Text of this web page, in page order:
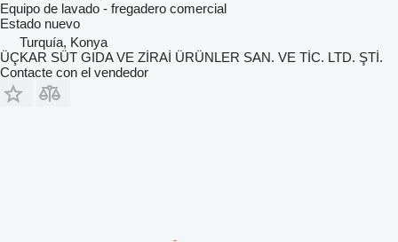
Equipo de lavado - fregadero comercial
Estado nuevo
Turquía, Konya
ÜÇKAR SÜT GIDA VE ZİRAİ ÜRÜNLER SAN. VE TİC. LTD. ŞTİ.
Contacte con el vendedor